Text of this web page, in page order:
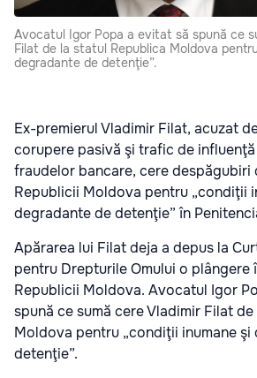
Avocatul Igor Popa a evitat să spună ce
Filat de la statul Republica Moldova
degradante de detenţie”.
Ex-premierul Vladimir Filat, acuzat
corupere pasivă şi trafic de
fraudelor bancare, cere despăgubiri
Republicii Moldova pentru „condiţii
degradante de detenţie” în
Apărarea lui Filat deja a depus la
pentru Drepturile Omului o plângere
Republicii Moldova. Avocatul Igor
spună ce sumă cere Vladimir Filat
Moldova pentru „condiţii inumane
detenţie”.